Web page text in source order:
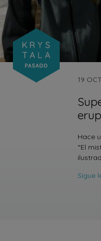
19
Hace
“El
Sigue